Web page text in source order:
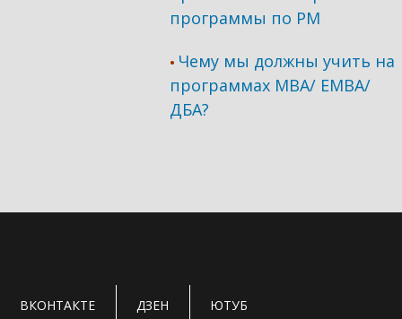
программы по PM
• Чему мы должны учить на
программах МВА/ ЕМВА/
ДБА?
ВКОНТАКТЕ ДЗЕН ЮТУБ